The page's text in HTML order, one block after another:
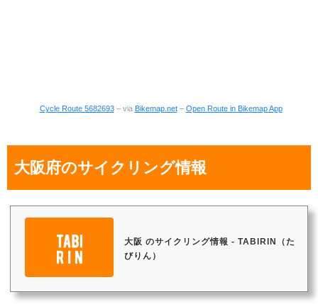
Cycle Route 5682693– via Bikemap.net– Open Route in Bikemap App
大阪府のサイクリング情報
大阪 のサイクリング情報 - TABIRIN（た
びりん）